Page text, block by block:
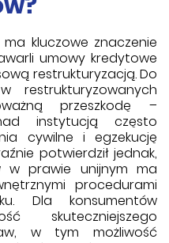
kluczowe znaczenie
umowy kredytowe
restrukturyzacją. Do
przeszkodę –
instytucją często
cywilne i egzekucję
potwierdził jednak,
w prawie unijnym ma
procedurami
Dla konsumentów
skuteczniejszego
w tym możliwość